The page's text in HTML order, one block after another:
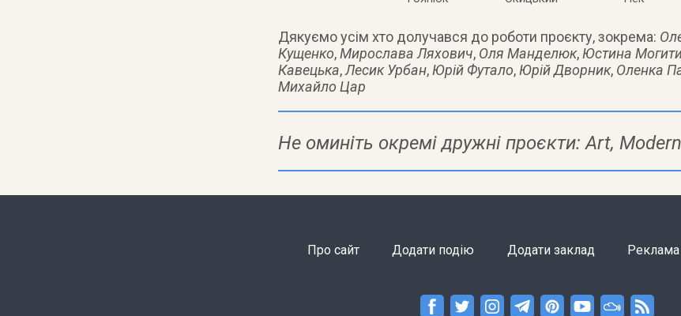
Дякуємо усім хто долучався до роботи проєкту, зокрема:
Кущенко,Мирослава Ляхович, Оля Манделюк, Юстина
Кавецька,Лесик Урбан, Юрій Футало, Юрій Дворник, Оленка
Михайло Цар
Не оминіть окремі дружні проєкти:Art,
Про сайт Додати подію Додати заклад Реклама